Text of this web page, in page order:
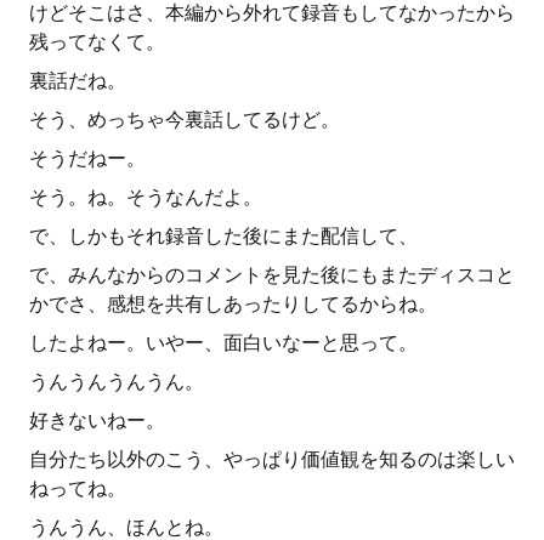
けどそこはさ、本編から外れて録音もしてなかったから
残ってなくて。
裏話だね。
そう、めっちゃ今裏話してるけど。
そうだねー。
そう。ね。そうなんだよ。
で、しかもそれ録音した後にまた配信して、
で、みんなからのコメントを見た後にもまたディスコと
かでさ、感想を共有しあったりしてるからね。
したよねー。いやー、面白いなーと思って。
うんうんうんうん。
好きないねー。
自分たち以外のこう、やっぱり価値観を知るのは楽しい
ねってね。
うんうん、ほんとね。